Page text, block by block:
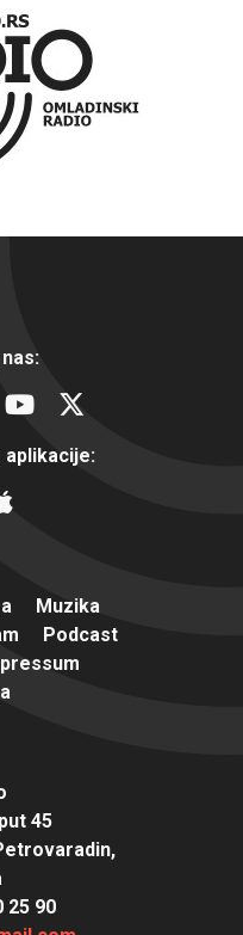
Muzika
Podcast
45
25 90